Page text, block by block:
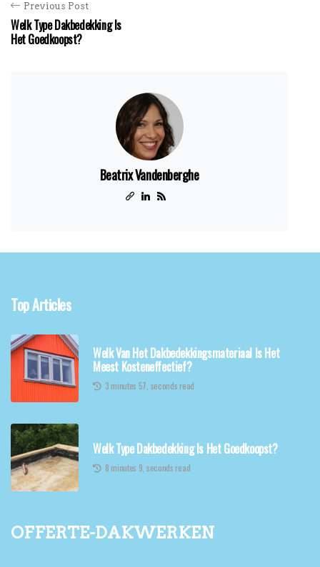
Previous Post
Welk Type Dakbedekking Is
Het Goedkoopst?
Beatrix Vandenberghe
Top Articles
Welk Van Het Dakbedekkingsmateriaal Is Het
Meest Kosteneffectief?
3 minutes 57, seconds read
Welk Type Dakbedekking Is Het Goedkoopst?
8 minutes 9, seconds read
offerte-dakwerken